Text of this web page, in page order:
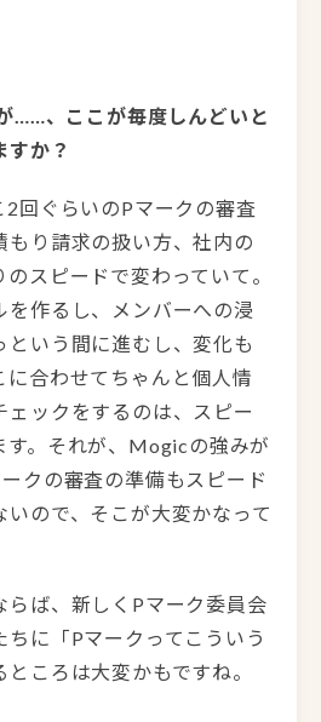
……、ここが毎度しんどいと
すか？
2回ぐらいのPマークの審査
もり請求の扱い方、社内の
スピードで変わっていて。
を作るし、メンバーへの浸
という間に進むし、変化も
に合わせてちゃんと個人情
ェックをするのは、スピー
す。それが、Mogicの強みが
クの審査の準備もスピード
いので、そこが大変かなって
らば、新しくPマーク委員会
ちに「Pマークってこういう
ころは大変かもですね。